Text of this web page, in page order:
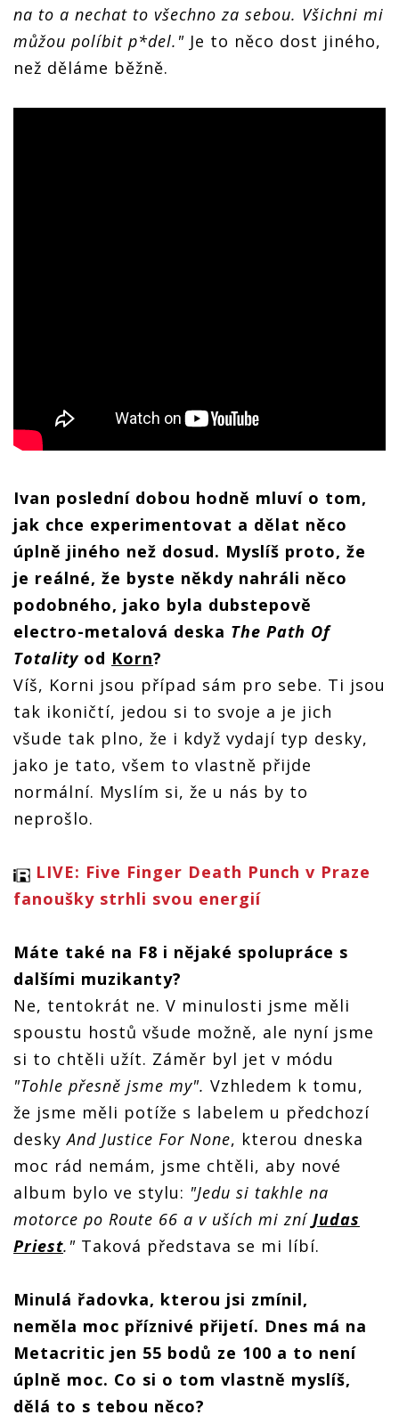
na to a nechat to všechno za sebou. Všichni mi
můžou políbit p*del." Je to něco dost jiného,
než děláme běžně.
Ivan poslední dobou hodně mluví o tom,
jak chce experimentovat a dělat něco
úplně jiného než dosud. Myslíš proto, že
je reálné, že byste někdy nahráli něco
podobného, jako byla dubstepově
electro-metalová deska The Path Of
Totality od Korn?
Víš, Korni jsou případ sám pro sebe. Ti jsou
tak ikoničtí, jedou si to svoje a je jich
všude tak plno, že i když vydají typ desky,
jako je tato, všem to vlastně přijde
normální. Myslím si, že u nás by to
neprošlo.
LIVE: Five Finger Death Punch v Praze
fanoušky strhli svou energií
Máte také na F8 i nějaké spolupráce s
dalšími muzikanty?
Ne, tentokrát ne. V minulosti jsme měli
spoustu hostů všude možně, ale nyní jsme
si to chtěli užít. Záměr byl jet v módu
"Tohle přesně jsme my". Vzhledem k tomu,
že jsme měli potíže s labelem u předchozí
deskyAnd Justice For None, kterou dneska
moc rád nemám, jsme chtěli, aby nové
album bylo ve stylu: "Jedu si takhle na
motorce po Route 66 a v uších mi zní Judas
Priest." Taková představa se mi líbí.
Minulá řadovka, kterou jsi zmínil,
neměla moc příznivé přijetí. Dnes má na
Metacritic jen 55 bodů ze 100 a to není
úplně moc. Co si o tom vlastně myslíš,
dělá to s tebou něco?